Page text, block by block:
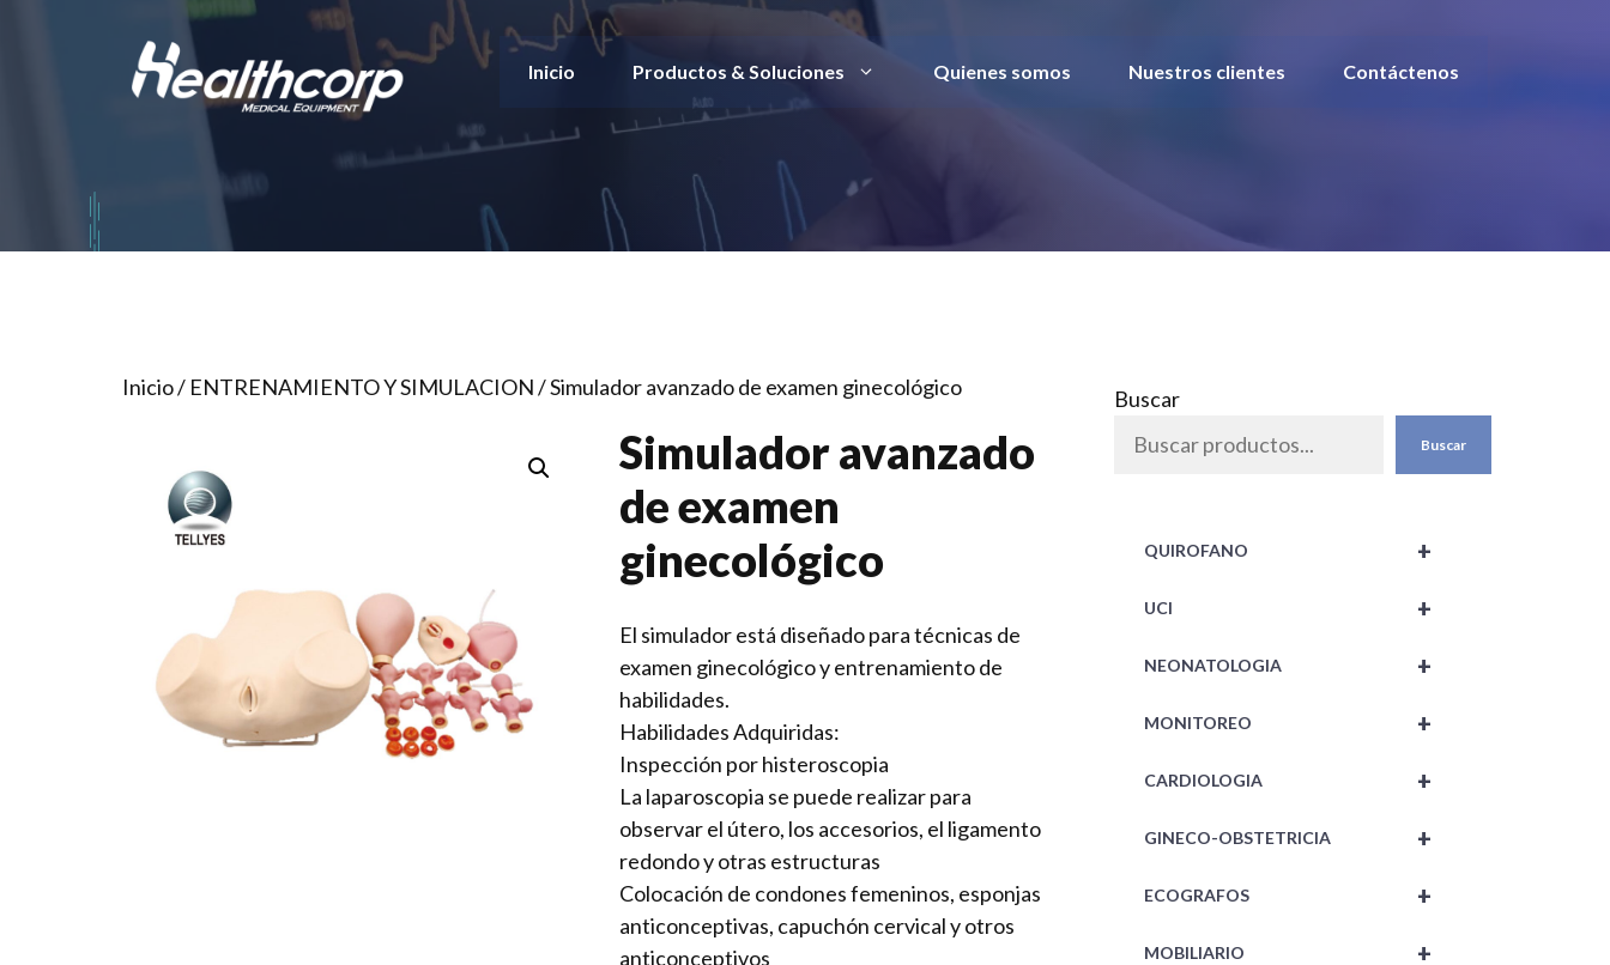
Inicio Productos & Soluciones Quienes somos Nuestros clientes Contáctenos
Inicio/ ENTRENAMIENTO Y SIMULACION/ Simulador avanzado de examen ginecológico
Simulador avanzado
de examen
ginecológico
El simulador está diseñado para técnicas de
examen ginecológico y entrenamiento de
habilidades.
Habilidades Adquiridas:
Inspección por histeroscopia
La laparoscopia se puede realizar para
observar el útero, los accesorios, el ligamento
redondo y otras estructuras
Colocación de condones femeninos, esponjas
anticonceptivas, capuchón cervical y otros
anticonceptivos
Buscar
Buscar
+
QUIROFANO
+
UCI
+
NEONATOLOGIA
+
MONITOREO
+
CARDIOLOGIA
+
GINECO-OBSTETRICIA
+
ECOGRAFOS
+
MOBILIARIO